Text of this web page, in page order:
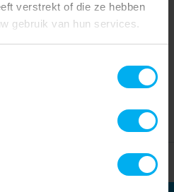
verstrekt of die ze hebben
gebruik van hun services.